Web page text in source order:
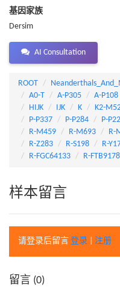
基因家族
Dersim
AI Consultation
ROOT
A0-T
A-P305 A-P108
HIJK
IJK K K2-
P-P337
P-P284 P-
R-M459
R-M693 R-
R-Z283
R-S198 R-
R-FGC64133
R-
样本留言
请登录后留言 登录 注册
留言 (0)